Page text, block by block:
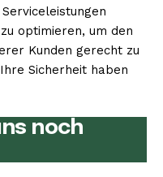
optimieren, um den
Kunden gerecht zu
Sicherheit haben
noch